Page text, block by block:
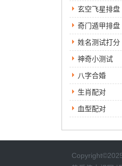
玄空飞星排盘
奇门遁甲排盘
姓名测试打分
神奇小测试
八字合婚
生肖配对
血型配对